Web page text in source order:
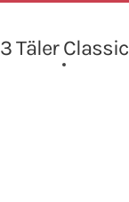
3 Täler Classic